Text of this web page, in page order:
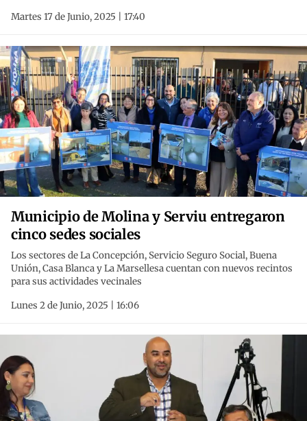
Martes 17 de Junio, 2025 | 17:40
Municipio de Molina y Serviu entregaron
cinco sedes sociales
Los sectores de La Concepción, Servicio Seguro Social, Buena
Unión, Casa Blanca y La Marsellesa cuentan con nuevos recintos
para sus actividades vecinales
Lunes 2 de Junio, 2025 | 16:06